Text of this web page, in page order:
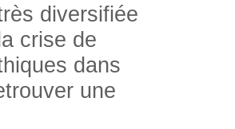
diversifiée
crise de
dans
une